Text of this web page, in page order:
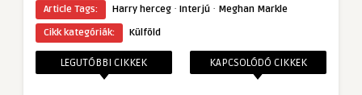
Article Tags: Harry herceg · Interjú · Meghan Markle
Cikk kategóriák:
Külföld
LEGUTÓBBI CIKKEK KAPCSOLÓDÓ CIKKEK